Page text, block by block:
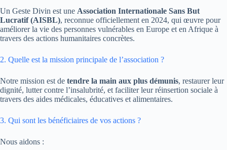
Un Geste Divin est une Association Internationale Sans But
Lucratif (AISBL), reconnue officiellement en 2024, qui œuvre pour
améliorer la vie des personnes vulnérables en Europe et en Afrique à
travers des actions humanitaires concrètes.
2. Quelle est la mission principale de l’association ?
Notre mission est de tendre la main aux plus démunis, restaurer leur
dignité, lutter contre l’insalubrité, et faciliter leur réinsertion sociale à
travers des aides médicales, éducatives et alimentaires.
3. Qui sont les bénéficiaires de vos actions ?
Nous aidons :